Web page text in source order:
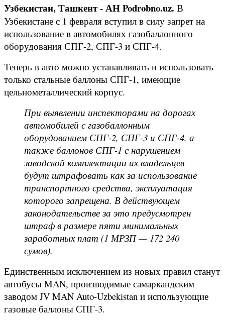
Узбекистан, Ташкент - АН Podrobno.uz. В
Узбекистане с 1 февраля вступил в силу запрет на
использование в автомобилях газобаллонного
оборудования СПГ-2, СПГ-3 и СПГ-4.
Теперь в авто можно устанавливать и использовать
только стальные баллоны СПГ-1, имеющие
цельнометаллический корпус.
При выявлении инспекторами на дорогах
автомобилей с газобаллонным
оборудованием СПГ-2, СПГ-3 и СПГ-4, а
также баллонов СПГ-1 с нарушением
заводской комплектации их владельцев
будут штрафовать как за использование
транспортного средства, эксплуатация
которого запрещена. В действующем
законодательстве за это предусмотрен
штраф в размере пяти минимальных
заработных плат (1 МРЗП — 172 240
сумов).
Единственным исключением из новых правил станут
автобусы MAN, производимые самаркандским
заводом JV MAN Auto-Uzbekistan и использующие
газовые баллоны СПГ-3.